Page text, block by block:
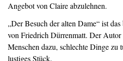
Angebot von Claire abzulehnen.
„Der Besuch der alten Dame“ ist
von Friedrich Dürrenmatt. Der
Menschen dazu, schlechte Dinge zu
lustiges Stück.